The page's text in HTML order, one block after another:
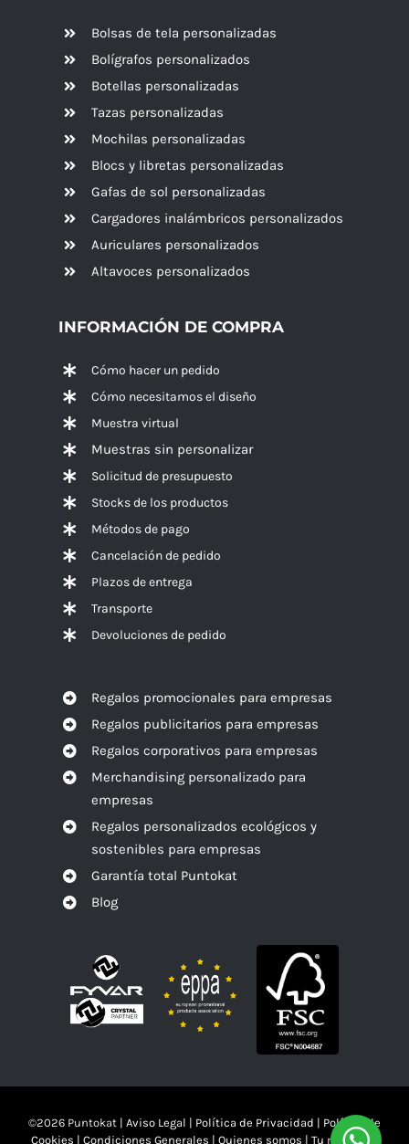
Bolsas de tela personalizadas
Bolígrafos personalizados
Botellas personalizadas
Tazas personalizadas
Mochilas personalizadas
Blocs y libretas personalizadas
Gafas de sol personalizadas
Cargadores inalámbricos personalizados
Auriculares personalizados
Altavoces personalizados
INFORMACIÓN DE COMPRA
Cómo hacer un pedido
Cómo necesitamos el diseño
Muestra virtual
Muestras sin personalizar
Solicitud de presupuesto
Stocks de los productos
Métodos de pago
Cancelación de pedido
Plazos de entrega
Transporte
Devoluciones de pedido
Regalos promocionales para empresas
Regalos publicitarios para empresas
Regalos corporativos para empresas
Merchandising personalizado para
empresas
Regalos personalizados ecológicos y
sostenibles para empresas
Garantía total Puntokat
Blog
©2026 Puntokat | Aviso Legal | Política de Privacidad | Política de
Cookies | Condiciones Generales | Quienes somos | Tu mandas!!